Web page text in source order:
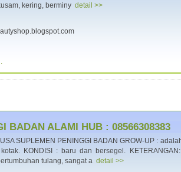
kering, berminy detail >>
BADAN ALAMI HUB : 08566308383
SUPLEMEN PENINGGI BADAN GROW-UP :
KONDISI : baru dan bersegel.
tulang, sangat a detail >>